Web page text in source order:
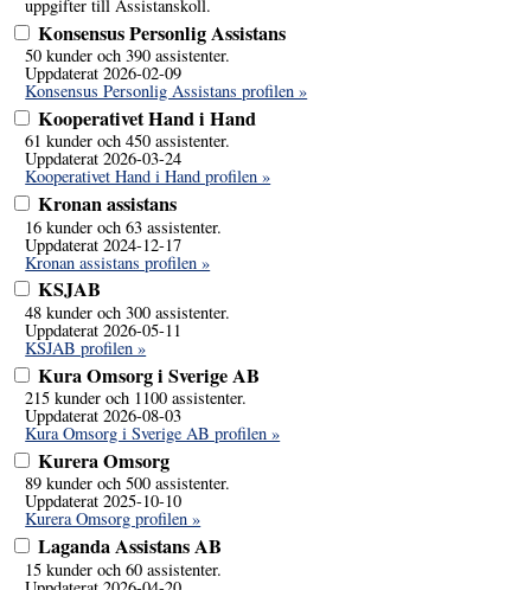
uppgifter till Assistanskoll.
Konsensus Personlig Assistans
50 kunder och 390 assistenter.
Uppdaterat 2026-02-09
Konsensus Personlig Assistans profilen »
Kooperativet Hand i Hand
61 kunder och 450 assistenter.
Uppdaterat 2026-03-24
Kooperativet Hand i Hand profilen »
Kronan assistans
16 kunder och 63 assistenter.
Uppdaterat 2024-12-17
Kronan assistans profilen »
KSJAB
48 kunder och 300 assistenter.
Uppdaterat 2026-05-11
KSJAB profilen »
Kura Omsorg i Sverige AB
215 kunder och 1100 assistenter.
Uppdaterat 2026-08-03
Kura Omsorg i Sverige AB profilen »
Kurera Omsorg
89 kunder och 500 assistenter.
Uppdaterat 2025-10-10
Kurera Omsorg profilen »
Laganda Assistans AB
15 kunder och 60 assistenter.